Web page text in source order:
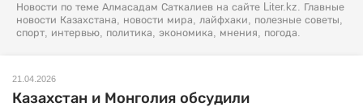
Новости по теме Алмасадам Саткалиев на сайте Liter.kz. Главные
новости Казахстана, новости мира, лайфхаки, полезные советы,
спорт, интервью, политика, экономика, мнения, погода.
21.04.2026
Казахстан и Монголия обсудили